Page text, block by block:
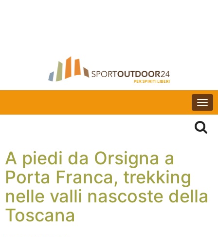
A piedi da Orsigna a
Porta Franca, trekking
nelle valli nascoste della
Toscana